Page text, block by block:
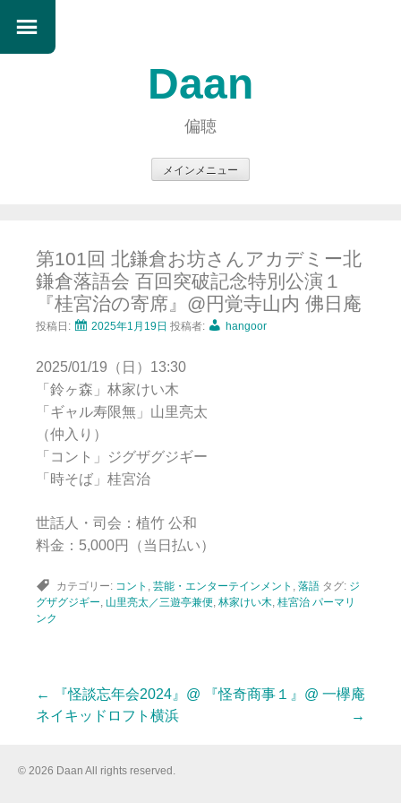
Daan
偏聴
メインメニュー
ン
ツ
へ
ス
ッ
プ
第101回 北鎌倉お坊さんアカデミー北
鎌倉落語会 百回突破記念特別公演１
『桂宮治の寄席』@円覚寺山内 佛日庵
投稿日: 2025年1月19日 投稿者: hangoor
2025/01/19（日）13:30
「鈴ヶ森」林家けい木
「ギャル寿限無」山里亮太
（仲入り）
「コント」ジグザグジギー
「時そば」桂宮治
世話人・司会：植竹 公和
料金：5,000円（当日払い）
カテゴリー: コント , 芸能・エンターテインメント , 落語 タグ: ジ
グザグジギー, 山里亮太／三遊亭兼便, 林家けい木, 桂宮治 パーマリ
ンク
投
稿
←
『怪談忘年会2024』@
ネイキッドロフト横浜
『怪奇商事１』@ 一欅庵
→
© 2026 Daan All rights reserved.